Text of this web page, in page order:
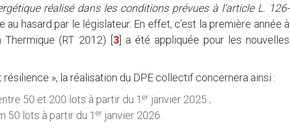
réalisé dans les conditions prévues à l’article L. 126-
au hasard par le législateur. En effet, c’est la première année à
(RT 2012)
3] a été appliquée pour les nouvelles
résilience », la réalisation du DPE collectif concernera ainsi :
50 et 200 lots à partir du 1 er janvier 2025 ;
50 lots à partir du 1 er janvier 2026.